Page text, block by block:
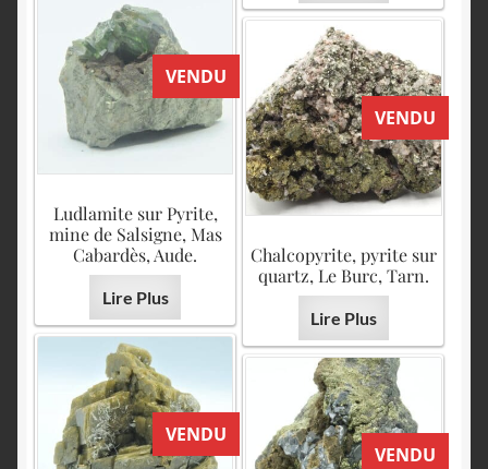
VENDU
Ludlamite sur Pyrite,
mine de Salsigne, Mas
Cabardès, Aude.
Lire Plus
VENDU
Chalcopyrite, pyrite sur
quartz, Le Burc, Tarn.
Lire Plus
VENDU
VENDU